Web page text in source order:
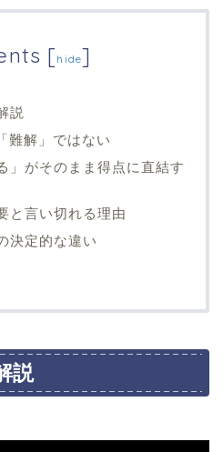
[hide]
説
難解」ではない
」がそのまま得点に直結す
と言い切れる理由
決定的な違い
説